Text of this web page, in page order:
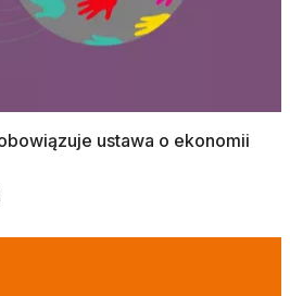
ustawa o ekonomii